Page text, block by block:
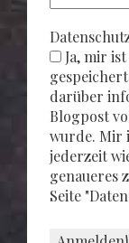
Ja, mir
darüber
Blogpost
wurde. Mir
jederzeit
genaueres
Seite